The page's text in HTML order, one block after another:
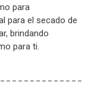
para
para el secado de
brindando
para ti.